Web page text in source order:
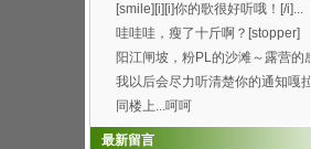
[smile][i][i]你的歌很好听哦！[/i]...
哇哇哇，瘦了十斤啊？[stopper]
阳江闸坡，粉PL的沙滩～露营的感
觉真的8错哦～呵呵...
我以后会尽力听清楚你的通知嘎拉
[wink]
同楼上...呵呵
最新留言